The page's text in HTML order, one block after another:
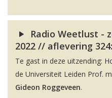
Radio Weetlust -
2022 // aflevering 324:
Te gast in deze uitzending:
de Universiteit Leiden Prof.
Gideon Roggeveen.